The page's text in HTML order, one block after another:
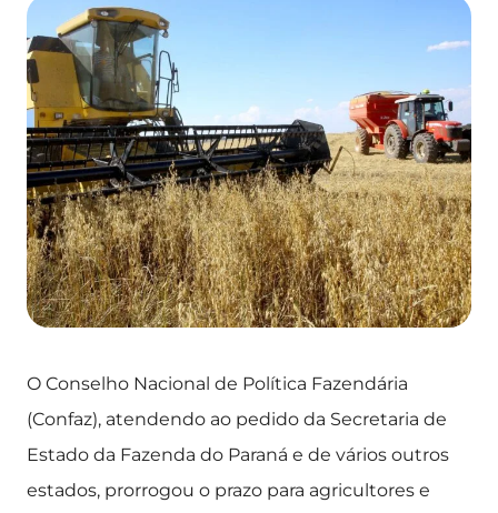
O Conselho Nacional de Política Fazendária
(Confaz), atendendo ao pedido da Secretaria de
Estado da Fazenda do Paraná e de vários outros
estados, prorrogou o prazo para agricultores e